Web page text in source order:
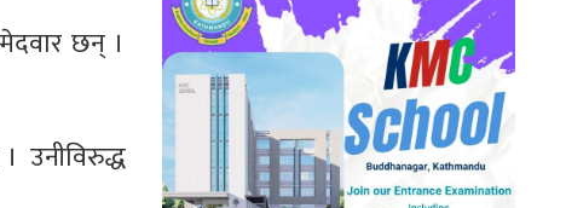
छन् ।
उनीविरुद्ध